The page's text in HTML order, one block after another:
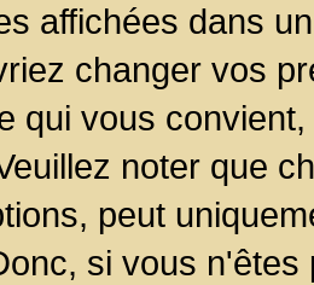
affichées dans
changer vos
qui vous
noter que
peut
si vous